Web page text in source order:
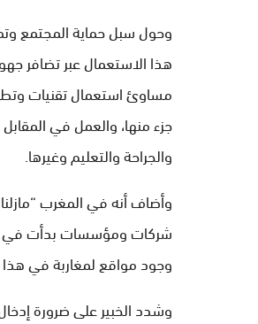
وحول سبل حماية المجتمع
هذا الاستعمال عبر تضافر
مساوئ استعمال تقنيات
جزء منها، والعمل في
والجراحة والتعليم وغيرها.
وأضاف أنه في المغرب
شركات ومؤسسات بدأت في
وجود مواقع لمغاربة في
وشدد الخبير على ضرورة